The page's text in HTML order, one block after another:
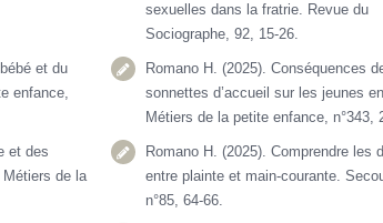
sexuelles dans la fratrie. Revue du
Sociographe, 92, 15-26.
et du
enfance,
Romano H. (2025). Conséquences
sonnettes d’accueil sur les jeunes
Métiers de la petite enfance, n°343,
et des
de la
Romano H. (2025). Comprendre les
entre plainte et main-courante.
n°85, 64-66.